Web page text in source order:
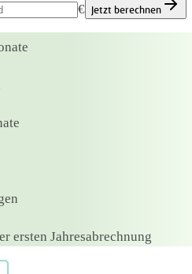
€ Jetzt berechnen
ersten Jahresabrechnung